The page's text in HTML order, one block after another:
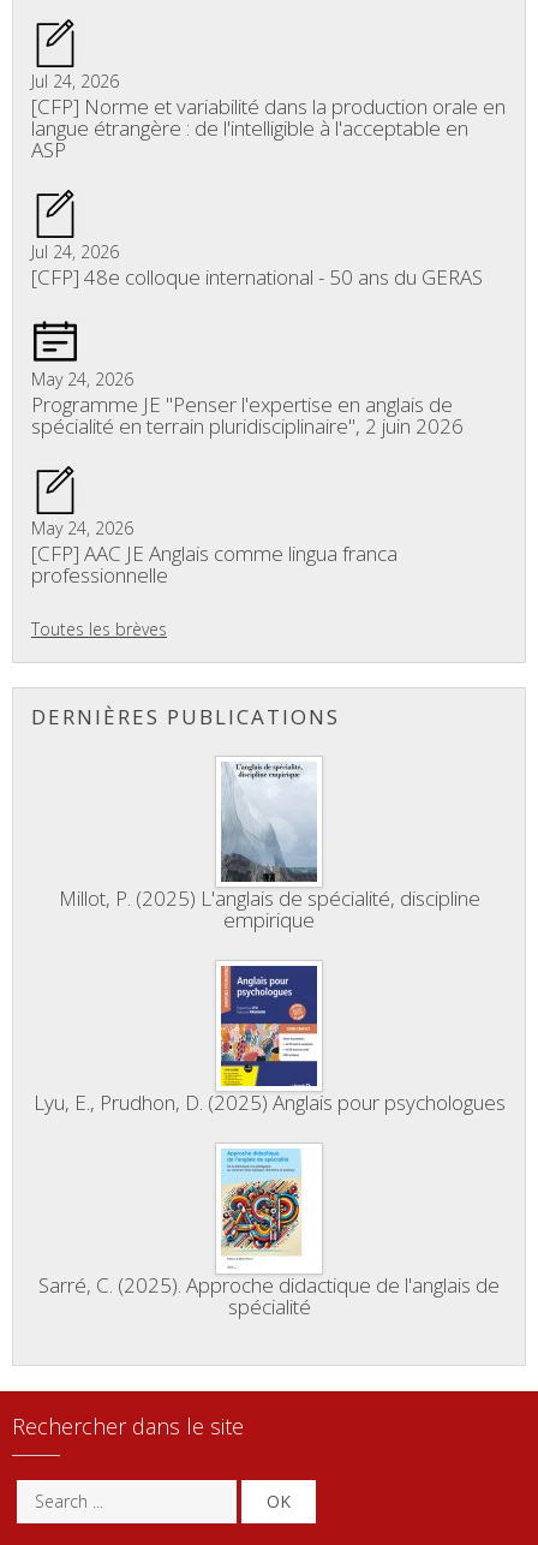
Jul 24, 2026
[CFP] Norme et variabilité dans la production orale en
langue étrangère : de l'intelligible à l'acceptable en
ASP
Jul 24, 2026
[CFP] 48e colloque international - 50 ans du GERAS
May 24, 2026
Programme JE "Penser l'expertise en anglais de
spécialité en terrain pluridisciplinaire", 2 juin 2026
May 24, 2026
[CFP] AAC JE Anglais comme lingua franca
professionnelle
Toutes les brèves
DERNIÈRES PUBLICATIONS
Millot, P. (2025) L'anglais de spécialité, discipline
empirique
Lyu, E., Prudhon, D. (2025) Anglais pour psychologues
Sarré, C. (2025). Approche didactique de l'anglais de
spécialité
Rechercher dans le site
OK